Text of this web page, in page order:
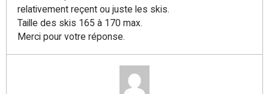
relativement reçent ou juste les skis.
Taille des skis 165 à 170 max.
Merci pour votre réponse.